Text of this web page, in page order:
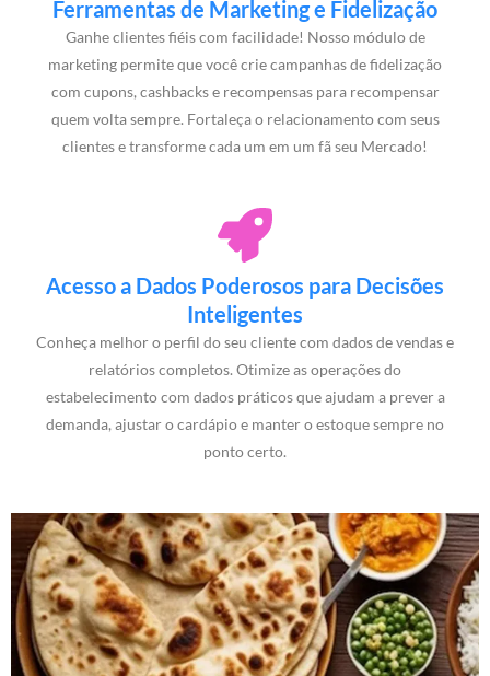
Ferramentas de Marketing e Fidelização
Ganhe clientes fiéis com facilidade! Nosso módulo de
marketing permite que você crie campanhas de fidelização
com cupons, cashbacks e recompensas para recompensar
quem volta sempre. Fortaleça o relacionamento com seus
clientes e transforme cada um em um fã seu Mercado!
Acesso a Dados Poderosos para Decisões
Inteligentes
Conheça melhor o perfil do seu cliente com dados de vendas e
relatórios completos. Otimize as operações do
estabelecimento com dados práticos que ajudam a prever a
demanda, ajustar o cardápio e manter o estoque sempre no
ponto certo.